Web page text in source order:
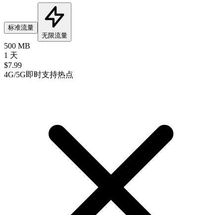
标准流量
无限流量
500 MB
1 天
$7.99
4G/5G即时支持热点